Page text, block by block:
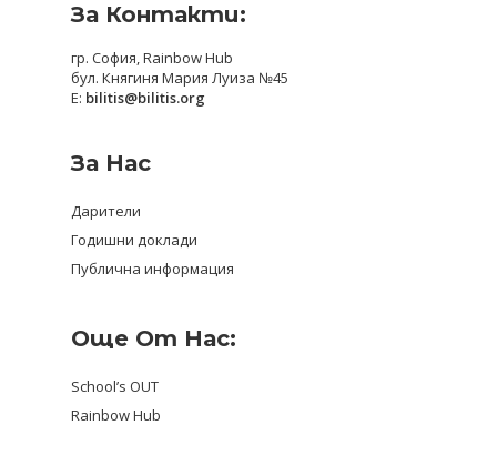
За Контакти:
гр. София, Rainbow Hub
бул. Княгиня Мария Луиза №45
E: bilitis@bilitis.org
За Нас
Дарители
Годишни доклади
Публична информация
Още От Нас:
School’s OUT
Rainbow Hub